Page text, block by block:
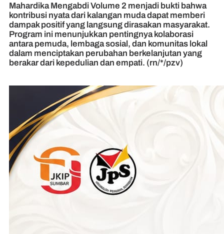
Mahardika Mengabdi Volume 2 menjadi bukti bahwa
kontribusi nyata dari kalangan muda dapat memberi
dampak positif yang langsung dirasakan masyarakat.
Program ini menunjukkan pentingnya kolaborasi
antara pemuda, lembaga sosial, dan komunitas lokal
dalam menciptakan perubahan berkelanjutan yang
berakar dari kepedulian dan empati. (rn/*/pzv)